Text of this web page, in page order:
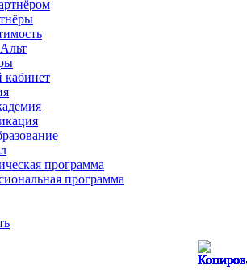
программа
программа